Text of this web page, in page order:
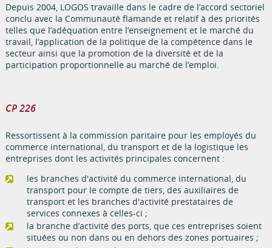
Depuis 2004, LOGOS travaille dans le cadre de l’accord sectoriel
conclu avec la Communauté flamande et relatif à des priorités
telles que l’adéquation entre l’enseignement et le marché du
travail, l’application de la politique de la compétence dans le
secteur ainsi que la promotion de la diversité et de la
participation proportionnelle au marché de l’emploi.
CP 226
Ressortissent à la commission paritaire pour les employés du
commerce international, du transport et de la logistique les
entreprises dont les activités principales concernent :
les branches d'activité du commerce international, du
transport pour le compte de tiers, des auxiliaires de
transport et les branches d'activité prestataires de
services connexes à celles-ci ;
la branche d’activité des ports, que ces entreprises soient
situées ou non dans ou en dehors des zones portuaires ;